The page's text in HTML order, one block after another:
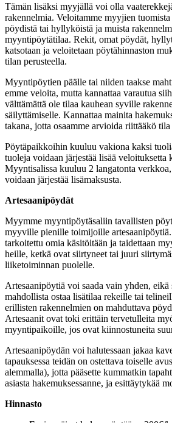
Tämän lisäksi myyjällä voi olla
rakennelmia. Veloitamme myyjien tuomista
pöydistä tai hyllyköistä ja muista
myyntipöytätilaa. Rekit, omat pöydät,
katsotaan ja veloitetaan pöytähinnaston
tilan perusteella.
Myyntipöytien päälle tai niiden taakse
emme veloita, mutta kannattaa varautua
välttämättä ole tilaa kauhean syville
säilyttämiselle. Kannattaa mainita
takana, jotta osaamme arvioida riittääkö
Pöytäpaikkoihin kuuluu vakiona kaksi
tuoleja voidaan järjestää lisää veloituksetta
Myyntisalissa kuuluu 2 langatonta
voidaan järjestää lisämaksusta.
Artesaanipöydät
Myymme myyntipöytäsaliin tavallisten
myyville pienille toimijoille
tarkoitettu omia käsitöitään ja taidettaan
heille, ketkä ovat siirtyneet tai juuri
liiketoiminnan puolelle.
Artesaanipöytiä voi saada vain yhden, eikä
mahdollista ostaa lisätilaa rekeille tai
erillisten rakennelmien on mahduttava
Artesaanit ovat toki erittäin tervetulleita
myyntipaikoille, jos ovat kiinnostuneita
Artesaanipöydän voi halutessaan jakaa
tapauksessa teidän on ostettava toiselle
alemmalla), jotta pääsette kummatkin
asiasta hakemuksessanne, ja esittäytykää
Hinnasto